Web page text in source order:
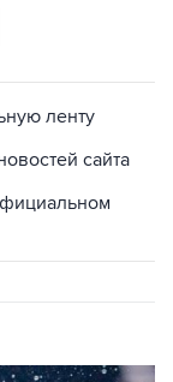
ленту
сайта